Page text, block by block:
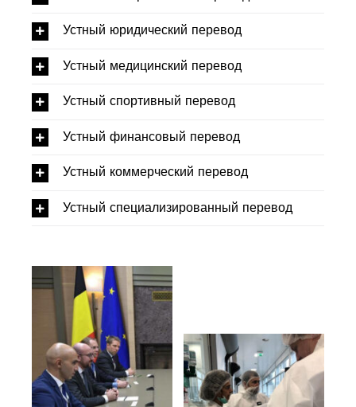
Устный юридический перевод
Устный медицинский перевод
Устный спортивный перевод
Устный финансовый перевод
Устный коммерческий перевод
Устный специализированный перевод